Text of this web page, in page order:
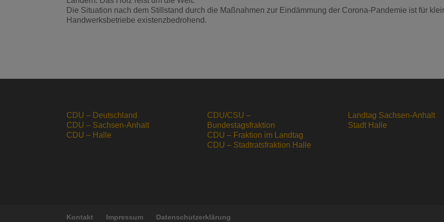
Die Situation nach dem Stillstand durch die Maßnahmen zur Eindämmung der Corona-Pandemie ist für
Handwerksbetriebe existenzbedrohend.
CDU – Deutschland
CDU – Sachsen-Anhalt
CDU – Halle
CDU/CSU –
Bundestagsfraktion
CDU – Fraktion im Landtag
CDU – Stadtratsfraktion Halle
Landtag Sachsen-Anhalt
Stadt Halle
Kontakt Impressum Datenschutzerklärung